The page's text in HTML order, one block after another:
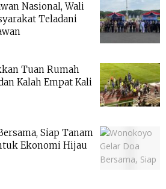
Nasional, Wali
Teladani
Tuan Rumah
Kalah Empat Kali
Siap Tanam
Ekonomi Hijau